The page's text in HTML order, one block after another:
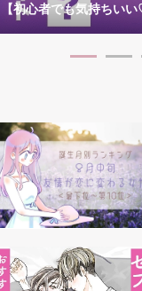
【初心者でも気持ちい